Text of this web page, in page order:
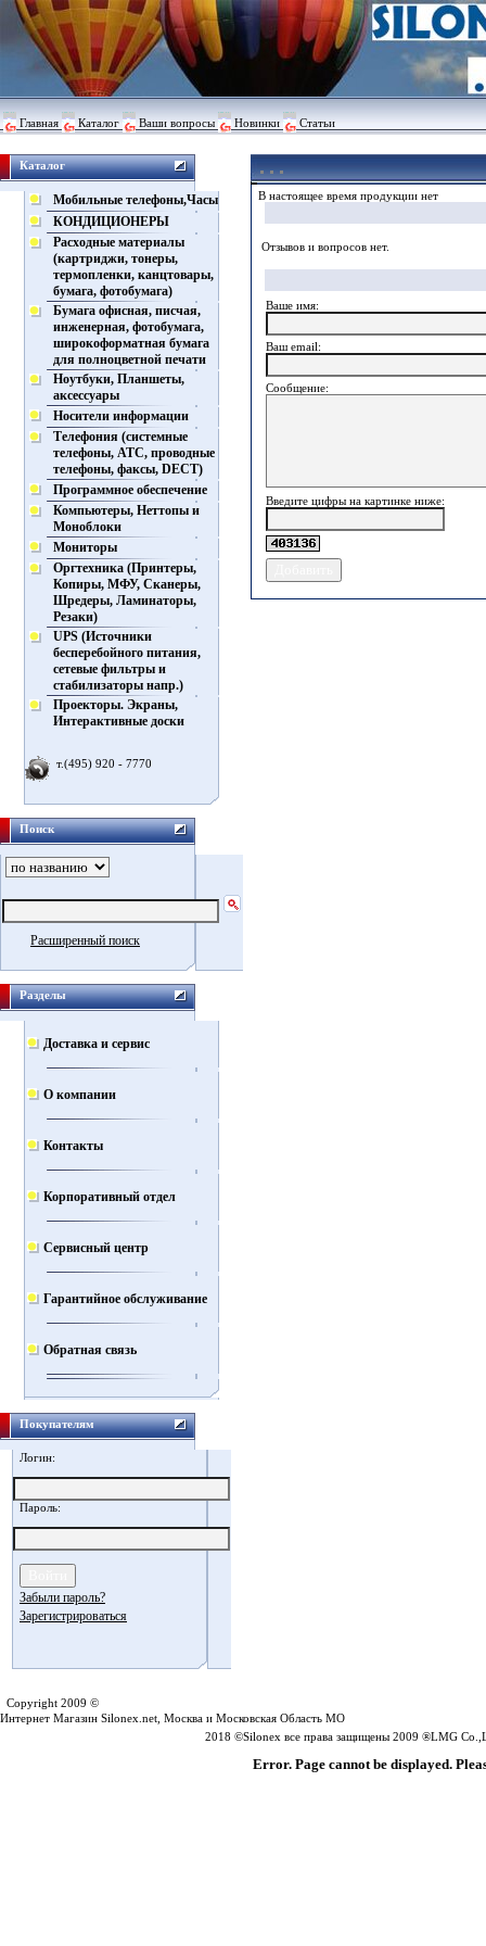
Главная Каталог Ваши вопросы Новинки Статьи
Каталог
Мобильные телефоны,Часы
КОНДИЦИОНЕРЫ
Расходные материалы
(картриджи, тонеры,
термопленки, канцтовары,
бумага, фотобумага)
Бумага офисная, писчая,
инженерная, фотобумага,
широкоформатная бумага
для полноцветной печати
Ноутбуки, Планшеты,
аксессуары
Носители информации
Телефония (системные
телефоны, АТС, проводные
телефоны, факсы, DECT)
Программное обеспечение
Компьютеры, Неттопы и
Моноблоки
Мониторы
Оргтехника (Принтеры,
Копиры, МФУ, Сканеры,
Шредеры, Ламинаторы,
Резаки)
UPS (Источники
бесперебойного питания,
сетевые фильтры и
стабилизаторы напр.)
Проекторы. Экраны,
Интерактивные доски
т.(495) 920 - 7770
Поиск
Расширенный поиск
Разделы
Доставка и сервис
О компании
Контакты
Корпоративный отдел
Сервисный центр
Гарантийное обслуживание
Обратная связь
Покупателям
Логин:
Пароль:
Забыли пароль?
Зарегистрироваться
В настоящее время продукции нет
Отзывов и вопросов нет.
Ваше имя:
Ваш еmail:
Сообщение:
Введите цифры на картинке ниже:
Copyright 2009 ©
Интернет Магазин Silonex.net, Москва и Московская Область МО
2018 ©Silonex все права защищены 2009 ®LMG
Error. Page cannot be displayed.